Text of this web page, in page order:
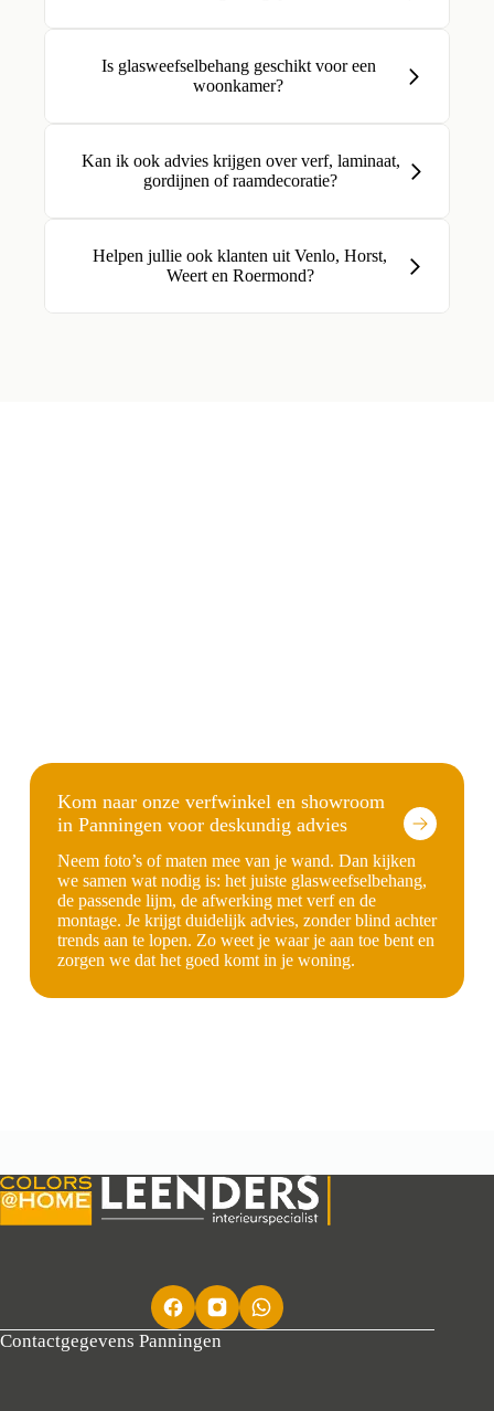
Is glasweefselbehang geschikt voor een
woonkamer?
Kan ik ook advies krijgen over verf, laminaat,
gordijnen of raamdecoratie?
Helpen jullie ook klanten uit Venlo, Horst,
Weert en Roermond?
Kom naar onze verfwinkel en showroom
in Panningen voor deskundig advies
Neem foto’s of maten mee van je wand. Dan kijken
we samen wat nodig is: het juiste glasweefselbehang,
de passende lijm, de afwerking met verf en de
montage. Je krijgt duidelijk advies, zonder blind achter
trends aan te lopen. Zo weet je waar je aan toe bent en
zorgen we dat het goed komt in je woning.
Contactgegevens Panningen